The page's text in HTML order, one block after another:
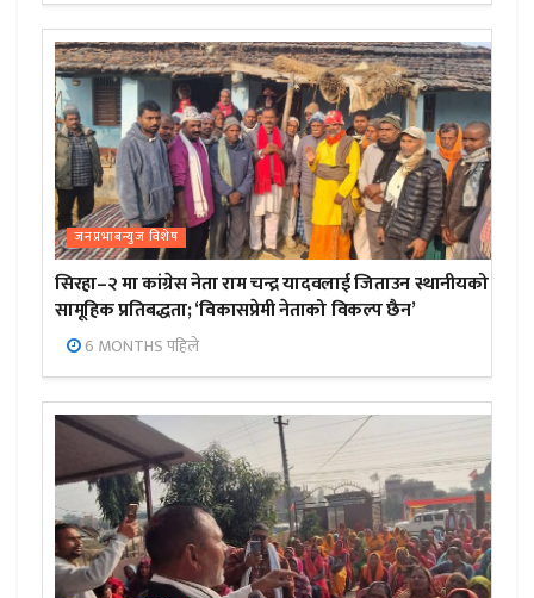
जनप्रभाबन्युज विशेष
सिरहा–२ मा कांग्रेस नेता राम चन्द्र यादवलाई जिताउन स्थानीयको
सामूहिक प्रतिबद्धता; ‘विकासप्रेमी नेताको विकल्प छैन’
6 MONTHS पहिले